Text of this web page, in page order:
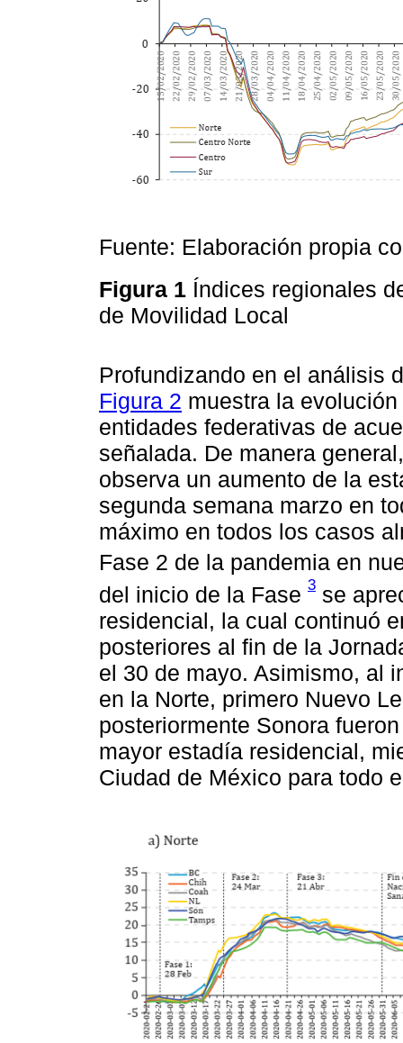
Fuente: Elaboración propia
Figura 1 Índices regionales
de Movilidad Local
Profundizando en el análisis
Figura 2 muestra la
entidades federativas de
señalada. De manera
observa un aumento de la
segunda semana marzo en
máximo en todos los casos
Fase 2 de la pandemia en
del inicio de la Fase 3 se
residencial, la cual continuó
posteriores al fin de la
el 30 de mayo. Asimismo, al
en la Norte, primero Nuevo
posteriormente Sonora
mayor estadía residencial,
Ciudad de México para todo